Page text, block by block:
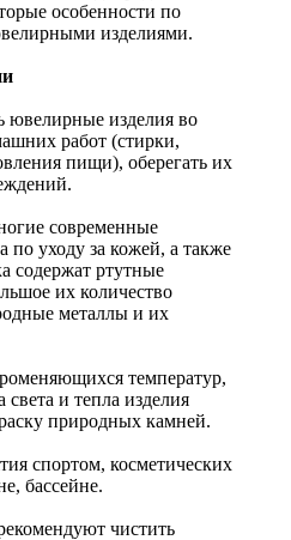
особенности по
изделиями.
ювелирные изделия во
работ (стирки,
пищи), оберегать их
современные
по уходу за кожей, а также
содержат ртутные
их количество
металлы и их
температур,
света и тепла изделия
природных камней.
спортом, косметических
бассейне.
чистить